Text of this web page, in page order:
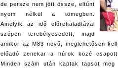
de persze nem jött össze, eltűnt
nyom nélkül a tömegben.
Amelyik az idő előrehaladtával
szépen terebélyesedett, majd
amikor az M83 nevű, meglehetősen
előadó zenekar a húrok közé
Minden szám után kaptak tapsot